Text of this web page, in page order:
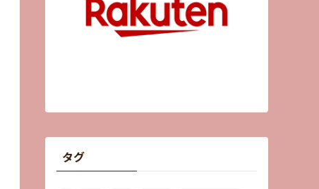
タグ